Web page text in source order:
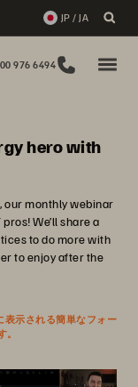
JP / JA
976 6494
hero with
our monthly webinar
We’ll share a
to do more with
to enjoy after the
表示される簡単なフォー